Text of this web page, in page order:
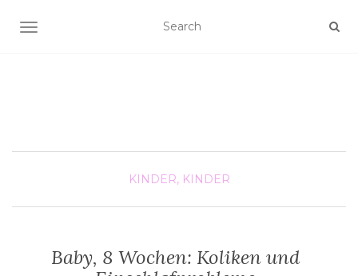
SCHALTE NAVIGATION
KINDER, KINDER
Baby, 8 Wochen: Koliken und